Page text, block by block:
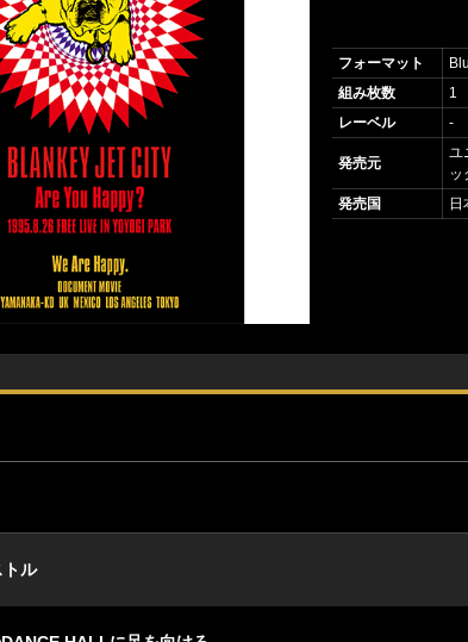
フォーマット
組み枚数
1
レーベル
-
発売元
ユ
ッ
発売国
日
ル